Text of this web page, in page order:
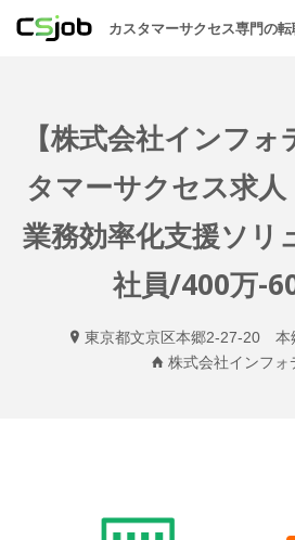
CSJOB
カスタマーサクセス専門の
【株式会社インフ
タマーサクセス求
業務効率化支援ソリ
社員/400万-
東京都文京区本郷2-27-20 本
株式会社インフォ